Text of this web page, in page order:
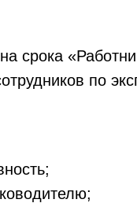
срока
по